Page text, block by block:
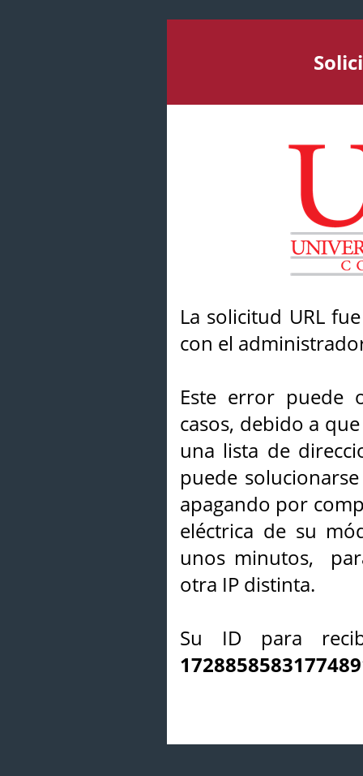
La solicitud URL
con el
Este error puede
casos, debido a
una lista de
puede
apagando por
eléctrica de su
unos minutos,
otra IP distinta.
Su ID para